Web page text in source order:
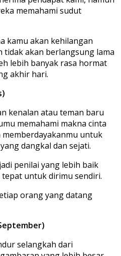
memahami sudut
kamu akan kehilangan
tidak akan berlangsung lama
lebih banyak rasa hormat
akhir hari.
kenalan atau teman baru
memahami makna cinta
untuk
dangkal dan sejati.
penilai yang lebih baik
untuk dirimu sendiri.
orang yang datang
selangkah dari